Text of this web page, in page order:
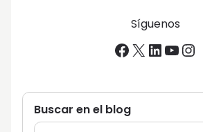
Síguenos
Facebook
X LinkedIn
Buscar en el blog